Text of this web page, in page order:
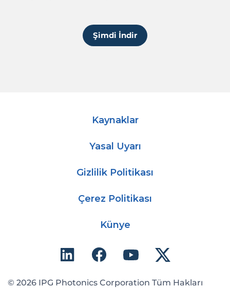
Şimdi İndir
Kaynaklar
Yasal Uyarı
Gizlilik Politikası
Çerez Politikası
Künye
© 2026 IPG Photonics Corporation Tüm Hakları